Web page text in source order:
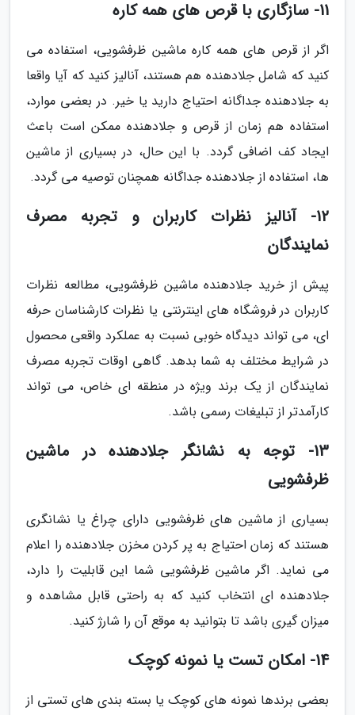
11- سازگاری با قرص های همه کاره
اگر از قرص های همه کاره ماشین ظرفشویی، استفاده می
کنید که شامل جلادهنده هم هستند، آنالیز کنید که آیا واقعا
به جلادهنده جداگانه احتیاج دارید یا خیر. در بعضی موارد،
استفاده هم زمان از قرص و جلادهنده ممکن است باعث
ایجاد کف اضافی گردد. با این حال، در بسیاری از ماشین
ها، استفاده از جلادهنده جداگانه همچنان توصیه می گردد.
12- آنالیز نظرات کاربران و تجربه مصرف
نمایندگان
پیش از خرید جلادهنده ماشین ظرفشویی، مطالعه نظرات
کاربران در فروشگاه های اینترنتی یا نظرات کارشناسان حرفه
ای، می تواند دیدگاه خوبی نسبت به عملکرد واقعی محصول
در شرایط مختلف به شما بدهد. گاهی اوقات تجربه مصرف
نمایندگان از یک برند ویژه در منطقه ای خاص، می تواند
کارآمدتر از تبلیغات رسمی باشد.
13- توجه به نشانگر جلادهنده در ماشین
ظرفشویی
بسیاری از ماشین های ظرفشویی دارای چراغ یا نشانگری
هستند که زمان احتیاج به پر کردن مخزن جلادهنده را اعلام
می نماید. اگر ماشین ظرفشویی شما این قابلیت را دارد،
جلادهنده ای انتخاب کنید که به راحتی قابل مشاهده و
میزان گیری باشد تا بتوانید به موقع آن را شارژ کنید.
14- امکان تست یا نمونه کوچک
بعضی برندها نمونه های کوچک یا بسته بندی های تستی از